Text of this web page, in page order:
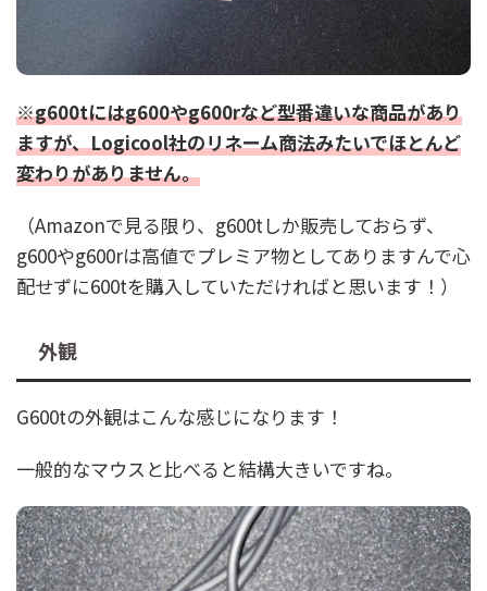
※g600tにはg600やg600rなど型番違いな商品があり
ますが、Logicool社のリネーム商法みたいでほとんど
変わりがありません。
（Amazonで見る限り、g600tしか販売しておらず、
g600やg600rは高値でプレミア物としてありますんで心
配せずに600tを購入していただければと思います！）
外観
G600tの外観はこんな感じになります！
一般的なマウスと比べると結構大きいですね。